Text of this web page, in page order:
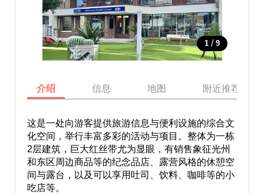
1 / 9
介绍 信息 地图 附近推荐景点
这是一处向游客提供旅游信息与便利设施的综合文
化空间，举行丰富多彩的活动与项目。整体为一栋
2层建筑，巨大红丝带尤为显眼，有销售象征光州
和东区周边商品等的纪念品店、露营风格的休憩空
间与露台，以及可以享用吐司、饮料、咖啡等的小
吃店等。